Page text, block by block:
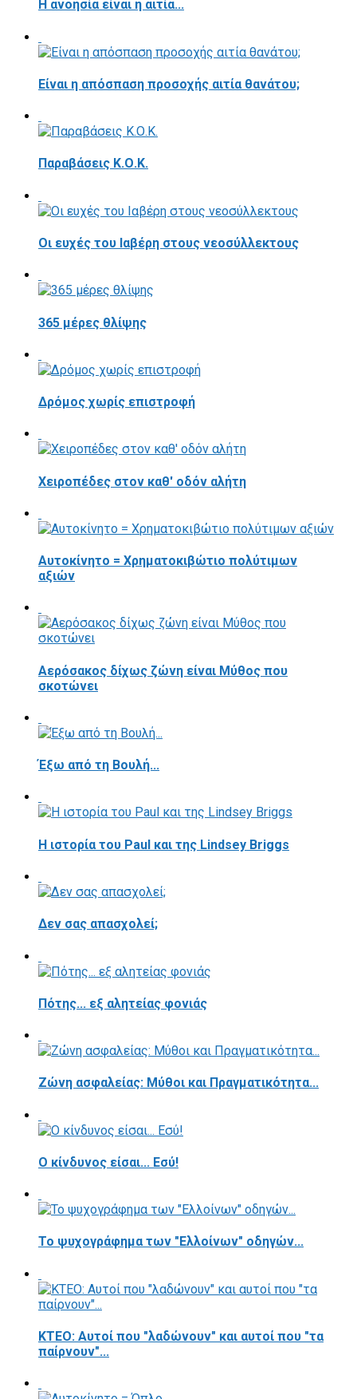
Η ανοησία είναι η αιτία...
Είναι η απόσπαση προσοχής αιτία θανάτου;
Παραβάσεις Κ.Ο.Κ.
Οι ευχές του Ιαβέρη στους νεοσύλλεκτους
365 μέρες θλίψης
Δρόμος χωρίς επιστροφή
Χειροπέδες στον καθ' οδόν αλήτη
Αυτοκίνητο = Χρηματοκιβώτιο πολύτιμων
αξιών
Αερόσακος δίχως ζώνη είναι Μύθος που
σκοτώνει
Έξω από τη Βουλή...
Η ιστορία του Paul και της Lindsey Briggs
Δεν σας απασχολεί;
Πότης... εξ αλητείας φονιάς
Ζώνη ασφαλείας: Μύθοι και Πραγματικότητα...
Ο κίνδυνος είσαι... Εσύ!
Το ψυχογράφημα των "Ελλοίνων" οδηγών...
ΚΤΕΟ: Αυτοί που "λαδώνουν" και αυτοί που "τα
παίρνουν"...